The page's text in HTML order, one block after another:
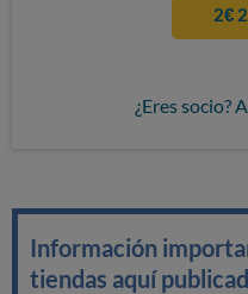
2€
¿Eres socio?
Información
tiendas aquí